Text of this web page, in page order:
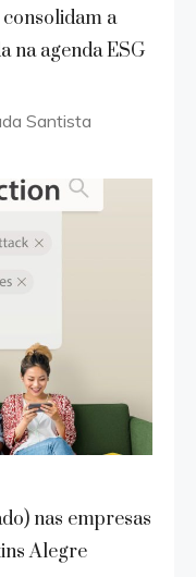
a
na agenda ESG
Santista
nas empresas
Alegre